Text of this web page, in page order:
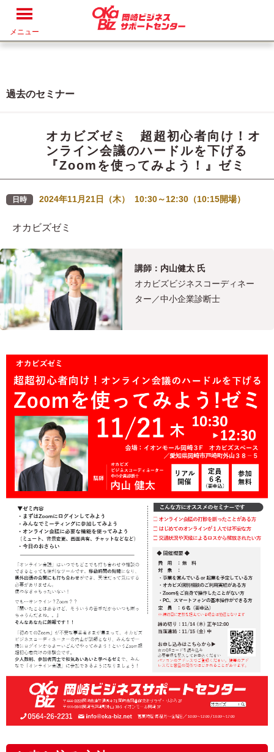
メニュー
過去のセミナー
オカビズゼミ 超超初心者向け！オ
ンライン会議のハードルを下げる
『Zoomを使ってみよう！』ゼミ
日時 2024年11月21日（木） 10:30～12:30（10:15開場）
オカビズゼミ
講師：内山健太 氏
オカビズビジネスコーディネー
ター／中小企業診断士